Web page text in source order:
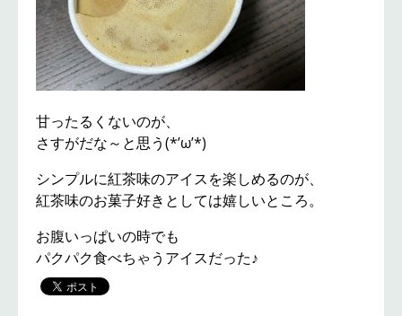
甘ったるくないのが、
さすがだな～と思う(*’ω’*)
シンプルに紅茶味のアイスを楽しめるのが、
紅茶味のお菓子好きとしては嬉しいところ。
お腹いっぱいの時でも
パクパク食べちゃうアイスだった♪